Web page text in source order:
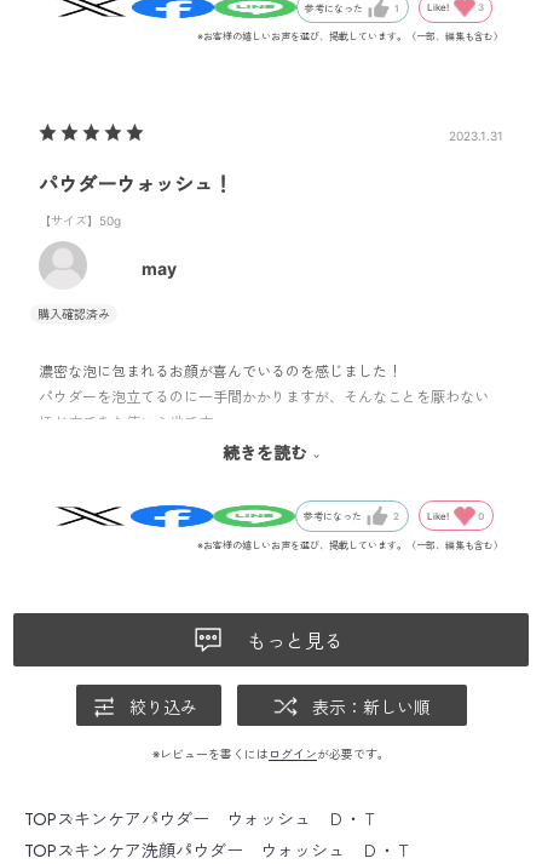
参考になった 1 Like! 3
※お客様の嬉しいお声を選び、掲載しています。（一部、編集も含む）
2023.1.31
パウダーウォッシュ！
【サイズ】50g
may
濃密な泡に包まれるお顔が喜んでいるのを感じました！
パウダーを泡立てるのに一手間かかりますが、そんなことを厭わない
ほどすてきな使い心地です。
洗顔後も突っ張りませんし、早々にもう一本購入してしまいました。
続きを読む
参考になった 2 Like! 0
※お客様の嬉しいお声を選び、掲載しています。（一部、編集も含む）
もっと見る
絞り込み 表示：新しい順
※レビューを書くには ログインが必要です。
TOPスキンケアパウダー ウォッシュ Ｄ・Ｔ
TOPスキンケア洗顔パウダー ウォッシュ Ｄ・Ｔ